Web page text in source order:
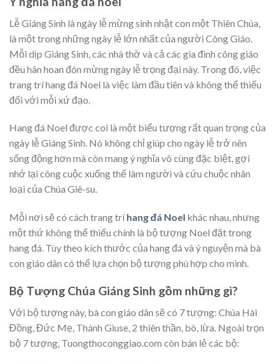
Lễ Giáng Sinh là ngày lễ mừng sinh nhật con một Thiên Chúa,
là một trong những ngày lễ lớn nhất của người Công Giáo.
Mỗi dịp Giáng Sinh, các nhà thờ và cả các gia đình công giáo
đều hân hoan đón mừng ngày lễ trọng đại này. Trong đó, việc
trang trí hang đá Noel là việc làm đầu tiên và không thể thiếu
đối với mỗi xứ đạo.
Hang đá Noel được coi là một biểu tượng rất quan trọng của
ngày lễ Giáng Sinh. Nó không chỉ giúp cho ngày lễ trở nên
sống động hơn mà còn mang ý nghĩa vô cùng đặc biệt, gợi
nhớ lại công cuộc xuống thế làm người và cứu chuộc nhân
loại của Chúa Giê-su.
Mỗi nơi sẽ có cách trang tríhang đá Noel khác nhau, nhưng
một thứ không thể thiếu chính là bộ tượng Noel đặt trong
hang đá. Tùy theo kích thước của hang đá và ý nguyện mà bà
con giáo dân có thể lựa chọn bộ tượng phù hợp cho mình.
Bộ Tượng Chúa Giáng Sinh gồm những gì?
Với bộ tượng này, bà con giáo dân sẽ có 7 tượng: Chúa Hài
Đồng, Đức Mẹ, Thánh Giuse, 2 thiên thần, bò, lừa. Ngoài trọn
bộ 7 tượng, Tuongthoconggiao.com còn bán lẻ các bộ: